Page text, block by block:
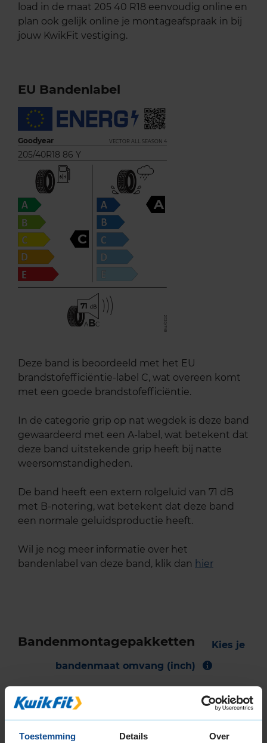
Toestemming Details Over
load in de maat 205 40 R18 eenvoudig online en
plan ook gelijk online je montageafspraak in bij
jouw KwikFit vestiging.
EU Bandenlabel
Goodyear VECTOR ALL SEASON 4
205/40R18 86 Y
C
A
71
ABC
Deze band is beoordeeld met het EU
brandstofefficiëntie-label C, wat overeen komt
met een goede brandstofefficiëntie.
In de categorie grip op nat wegdek is deze band
gewaardeerd met een A-label, wat betekent dat
deze band uitstekende grip heeft bij natte
weersomstandigheden.
De band heeft een extern rolgeluid van 71 dB
met B-notering, wat betekent dat deze band
een normale geluidsproductie heeft.
Wil je nog meer informatie over het
bandenlabel van deze band, klik dan hier
Bandenmontagepakketten
Kies je
bandenmaat omvang (inch)